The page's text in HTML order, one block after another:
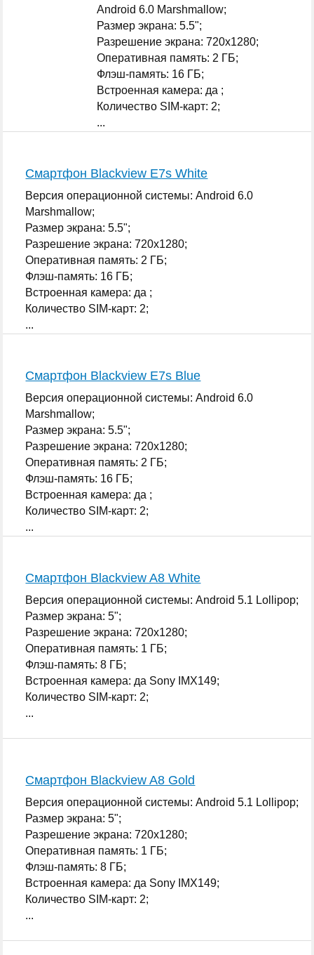
Android 6.0 Marshmallow;
Размер экрана: 5.5";
Разрешение экрана: 720x1280;
Оперативная память: 2 ГБ;
Флэш-память: 16 ГБ;
Встроенная камера: да ;
Количество SIM-карт: 2;
...
Смартфон Blackview E7s White
Версия операционной системы: Android 6.0
Marshmallow;
Размер экрана: 5.5";
Разрешение экрана: 720x1280;
Оперативная память: 2 ГБ;
Флэш-память: 16 ГБ;
Встроенная камера: да ;
Количество SIM-карт: 2;
...
Смартфон Blackview E7s Blue
Версия операционной системы: Android 6.0
Marshmallow;
Размер экрана: 5.5";
Разрешение экрана: 720x1280;
Оперативная память: 2 ГБ;
Флэш-память: 16 ГБ;
Встроенная камера: да ;
Количество SIM-карт: 2;
...
Смартфон Blackview A8 White
Версия операционной системы: Android 5.1 Lollipop;
Размер экрана: 5";
Разрешение экрана: 720x1280;
Оперативная память: 1 ГБ;
Флэш-память: 8 ГБ;
Встроенная камера: да Sony IMX149;
Количество SIM-карт: 2;
...
Смартфон Blackview A8 Gold
Версия операционной системы: Android 5.1 Lollipop;
Размер экрана: 5";
Разрешение экрана: 720x1280;
Оперативная память: 1 ГБ;
Флэш-память: 8 ГБ;
Встроенная камера: да Sony IMX149;
Количество SIM-карт: 2;
...